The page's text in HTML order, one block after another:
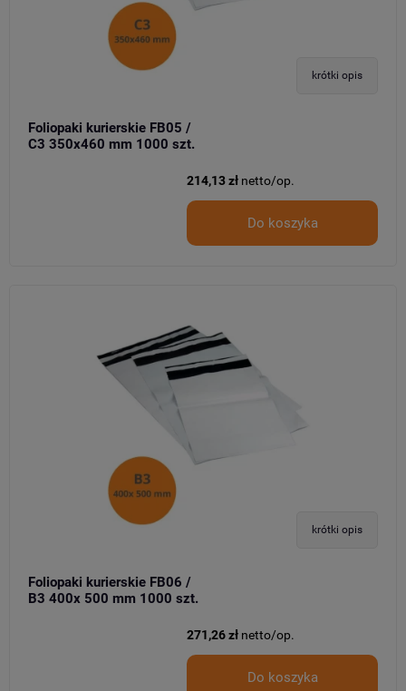
krótki opis
Foliopaki kurierskie FB05 /
C3 350x460 mm 1000 szt.
214,13 zł netto/op.
Do koszyka
krótki opis
Foliopaki kurierskie FB06 /
B3 400x 500 mm 1000 szt.
271,26 zł netto/op.
Do koszyka